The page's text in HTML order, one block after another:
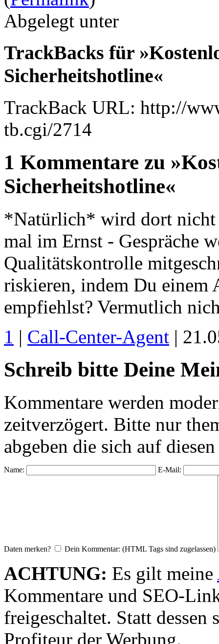
Abgelegt unter
TrackBacks für
Sicherheitshotline«
TrackBack URL: http://
tb.cgi/2714
1 Kommentare zu
Sicherheitshotline«
*Natürlich* wird dort nicht
mal im Ernst - Gespräche
Qualitätskontrolle
riskieren, indem Du
empfiehlst? Vermutlich
1 | Call-Center-Agent |
Schreib bitte Deine
Kommentare werden
zeitverzögert. Bitte nur
abgeben die sich auf
Name: E-Mail:
Daten merken? Dein Kommentar: (HTML Tags sind zugelassen)
ACHTUNG: Es gilt meine
Kommentare und SEO-
freigeschaltet. Statt dessen
Profiteur der Werbung.